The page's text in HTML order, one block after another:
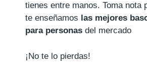
tienes entre manos. Toma nota
te enseñamos las mejores
para personas del mercado
¡No te lo pierdas!